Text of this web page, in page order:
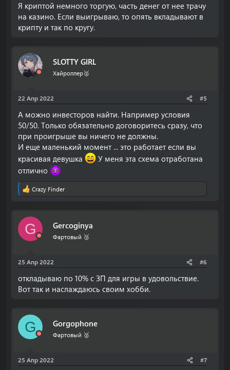
Я криптой немного торгую, часть денег от нее трачу
на казино. Если выигрываю, то опять вкладывают в
крипту и так по кругу.
SLOTTY GIRL
Хайроллер🥈
22 Апр 2022 #5
А можно инвесторов найти. Например условия
50/50. Только обязательно договоритесь сразу, что
при проигрыше вы ничего не должны.
И еще маленький момент ... это работает если вы
красивая девушка
У меня эта схема отработана
отлично
Р
к
и
Crazy Finder
G Gercoginya
Фартовый 🥉
25 Апр 2022 #6
откладываю по 10% с ЗП для игры в удовольствие.
Вот так и наслаждаюсь своим хобби.
G Gorgophone
Фартовый 🥈
25 Апр 2022 #7